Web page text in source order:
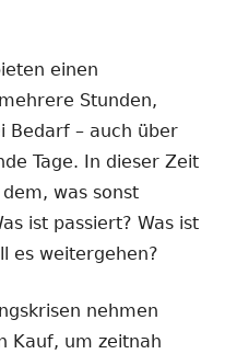
einen
Stunden,
Bedarf – auch über
Tage. In dieser Zeit
was sonst
ist passiert? Was ist
es weitergehen?
nehmen
Kauf, um zeitnah